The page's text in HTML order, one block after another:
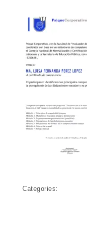
Categories: